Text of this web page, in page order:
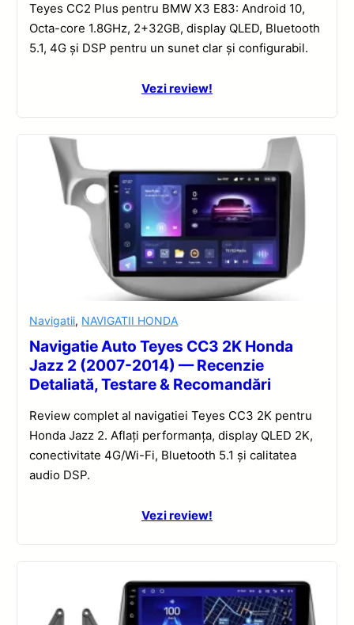
Teyes CC2 Plus pentru BMW X3 E83: Android 10,
Octa-core 1.8GHz, 2+32GB, display QLED, Bluetooth
5.1, 4G și DSP pentru un sunet clar și configurabil.
Vezi review!
Navigatii, NAVIGATII HONDA
Navigatie Auto Teyes CC3 2K Honda
Jazz 2 (2007-2014) — Recenzie
Detaliată, Testare & Recomandări
Review complet al navigatiei Teyes CC3 2K pentru
Honda Jazz 2. Aflați performanța, display QLED 2K,
conectivitate 4G/Wi-Fi, Bluetooth 5.1 și calitatea
audio DSP.
Vezi review!